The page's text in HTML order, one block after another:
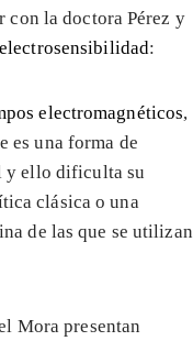
con la doctora Pérez y
:
electromagnéticos,
es una forma de
y ello dificulta su
clásica o una
de las que se utilizan
Mora presentan